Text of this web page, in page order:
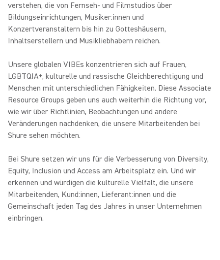
verstehen, die von Fernseh- und Filmstudios über
Bildungseinrichtungen, Musiker:innen und
Konzertveranstaltern bis hin zu Gotteshäusern,
Inhaltserstellern und Musikliebhabern reichen.
Unsere globalen VIBEs konzentrieren sich auf Frauen,
LGBTQIA+, kulturelle und rassische Gleichberechtigung und
Menschen mit unterschiedlichen Fähigkeiten. Diese Associate
Resource Groups geben uns auch weiterhin die Richtung vor,
wie wir über Richtlinien, Beobachtungen und andere
Veränderungen nachdenken, die unsere Mitarbeitenden bei
Shure sehen möchten.
Bei Shure setzen wir uns für die Verbesserung von Diversity,
Equity, Inclusion und Access am Arbeitsplatz ein. Und wir
erkennen und würdigen die kulturelle Vielfalt, die unsere
Mitarbeitenden, Kund:innen, Lieferant:innen und die
Gemeinschaft jeden Tag des Jahres in unser Unternehmen
einbringen.